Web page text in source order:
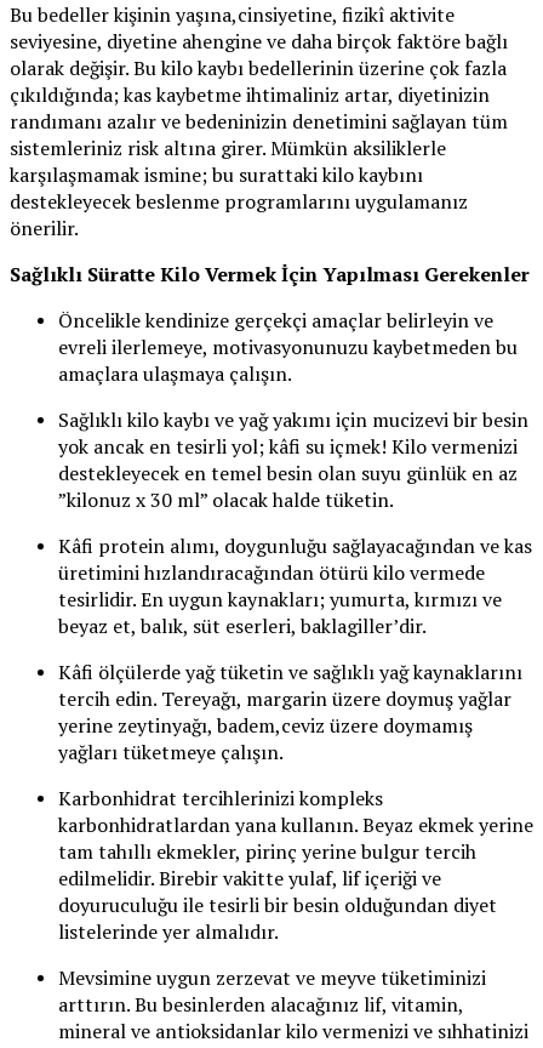
Bu bedeller kişinin yaşına,cinsiyetine, fizikî aktivite
seviyesine, diyetine ahengine ve daha birçok faktöre bağlı
olarak değişir. Bu kilo kaybı bedellerinin üzerine çok fazla
çıkıldığında; kas kaybetme ihtimaliniz artar, diyetinizin
randımanı azalır ve bedeninizin denetimini sağlayan tüm
sistemleriniz risk altına girer. Mümkün aksiliklerle
karşılaşmamak ismine; bu surattaki kilo kaybını
destekleyecek beslenme programlarını uygulamanız
önerilir.
Sağlıklı Süratte Kilo Vermek İçin Yapılması Gerekenler
Öncelikle kendinize gerçekçi amaçlar belirleyin ve
evreli ilerlemeye, motivasyonunuzu kaybetmeden bu
amaçlara ulaşmaya çalışın.
Sağlıklı kilo kaybı ve yağ yakımı için mucizevi bir besin
yok ancak en tesirli yol; kâfi su içmek! Kilo vermenizi
destekleyecek en temel besin olan suyu günlük en az
”kilonuz x 30 ml” olacak halde tüketin.
Kâfi protein alımı, doygunluğu sağlayacağından ve kas
üretimini hızlandıracağından ötürü kilo vermede
tesirlidir. En uygun kaynakları; yumurta, kırmızı ve
beyaz et, balık, süt eserleri, baklagiller’dir.
Kâfi ölçülerde yağ tüketin ve sağlıklı yağ kaynaklarını
tercih edin. Tereyağı, margarin üzere doymuş yağlar
yerine zeytinyağı, badem,ceviz üzere doymamış
yağları tüketmeye çalışın.
Karbonhidrat tercihlerinizi kompleks
karbonhidratlardan yana kullanın. Beyaz ekmek yerine
tam tahıllı ekmekler, pirinç yerine bulgur tercih
edilmelidir. Birebir vakitte yulaf, lif içeriği ve
doyuruculuğu ile tesirli bir besin olduğundan diyet
listelerinde yer almalıdır.
Mevsimine uygun zerzevat ve meyve tüketiminizi
arttırın. Bu besinlerden alacağınız lif, vitamin,
mineral ve antioksidanlar kilo vermenizi ve sıhhatinizi